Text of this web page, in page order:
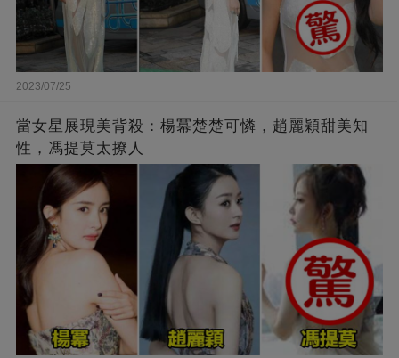
2023/07/25
當女星展現美背殺：楊冪楚楚可憐，趙麗穎甜美知
性，馮提莫太撩人